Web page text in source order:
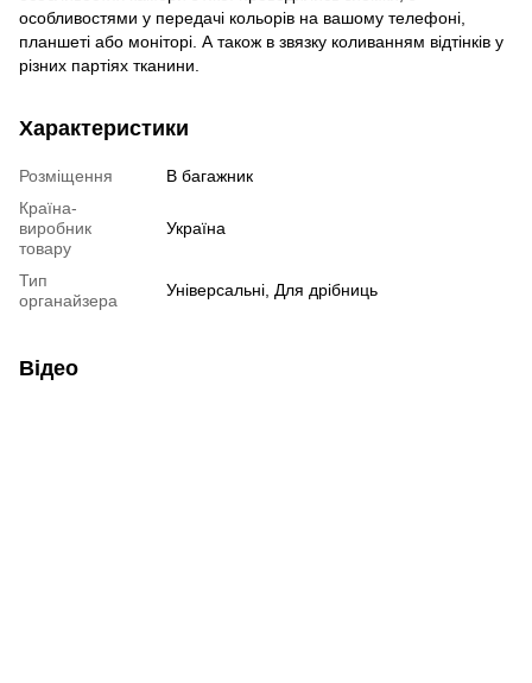
особливостями у передачі кольорів на вашому телефоні,
планшеті або моніторі. А також в звязку коливанням відтінків у
різних партіях тканини.
Характеристики
Розміщення
В багажник
Країна-
виробник
товару
Україна
Тип
органайзера
Універсальні, Для дрібниць
Відео